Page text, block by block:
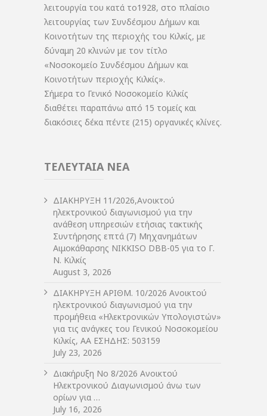
λειτουργία του κατά το1928, στο πλαίσιο
λειτουργίας των Συνδέσμου Δήμων και
Κοινοτήτων της περιοχής του Κιλκίς, με
δύναμη 20 κλινών με τον τίτλο
«Νοσοκομείο Συνδέσμου Δήμων και
Κοινοτήτων περιοχής Κιλκίς».
Σήμερα το Γενικό Νοσοκομείο Κιλκίς
διαθέτει παραπάνω από 15 τομείς και
διακόσιες δέκα πέντε (215) οργανικές κλίνες.
ΤΕΛΕΥΤΑΙΑ ΝΕΑ
ΔIΑΚΗΡΥΞΗ 11/2026,Ανοικτού
ηλεκτρονικού διαγωνισμού για την
ανάθεση υπηρεσιών ετήσιας τακτικής
Συντήρησης επτά (7) Μηχανημάτων
Αιμοκάθαρσης NIKKISO DBB-05 για το Γ.
Ν. Κιλκίς
August 3, 2026
ΔIΑΚΗΡΥΞΗ ΑΡIΘΜ. 10/2026 Ανοικτού
ηλεκτρονικού διαγωνισμού για την
προμήθεια «Ηλεκτρονικών Υπολογιστών»
για τις ανάγκες του Γενικού Νοσοκομείου
Κιλκίς, ΑΑ ΕΣΗΔΗΣ: 503159
July 23, 2026
Διακήρυξη Νο 8/2026 Ανοικτού
Ηλεκτρονικού Διαγωνισμού άνω των
ορίων για …
July 16, 2026